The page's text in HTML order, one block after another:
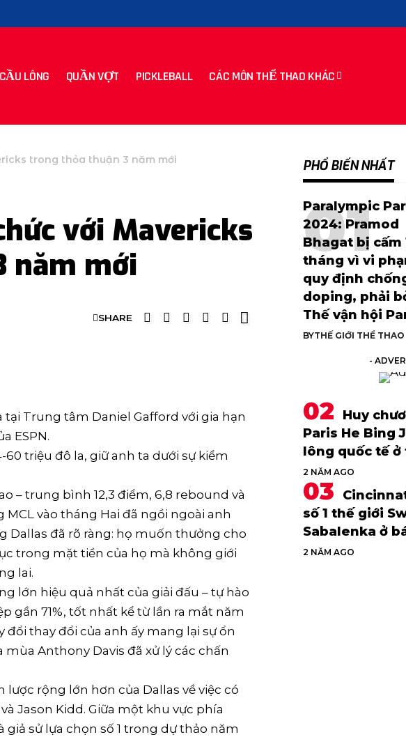
CẦU LÔNG QUẦN VỢT PICKLEBALL CÁC MÔN THỂ THAO KHÁC
trong thỏa thuận 3 năm mới
với Mavericks
năm mới
SHARE
tại Trung tâm Daniel Gafford với gia hạn
ESPN.
triệu đô la, giữ anh ta dưới sự kiểm
– trung bình 12,3 điểm, 6,8 rebound và
vào tháng Hai đã ngồi ngoài anh
Dallas đã rõ ràng: họ muốn thưởng cho
trong mặt tiền của họ mà không giới
lai.
lớn hiệu quả nhất của giải đấu – tự hào
gần 71%, tốt nhất kể từ lần ra mắt năm
đổi thay đổi của anh ấy mang lại sự ổn
Anthony Davis đã xử lý các chấn
rộng lớn hơn của Dallas về việc có
Jason Kidd. Giữa một khu vực phía
giả sử lựa chọn số 1 trong dự thảo năm
PHỔ BIẾN NHẤT
Paralympic
2024: Pramod
Bhagat bị cấm
tháng vì vi
quy định
doping, phải
Thế vận hội
BYTHẾ GIỚI THỂ THAO
-
Huy
Paris He Bing
lông quốc tế ở
2 NĂM AGO
số 1 thế giới
Sabalenka ở
2 NĂM AGO